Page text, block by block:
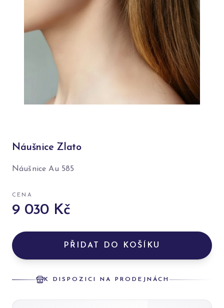
Náušnice Zlato
Náušnice Au 585
CENA
9 030 Kč
PŘIDAT DO KOŠÍKU
K DISPOZICI NA PRODEJNÁCH